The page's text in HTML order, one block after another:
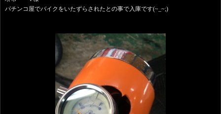
パチンコ屋でバイクをいたずらされたとの事で入庫です(~_~;)